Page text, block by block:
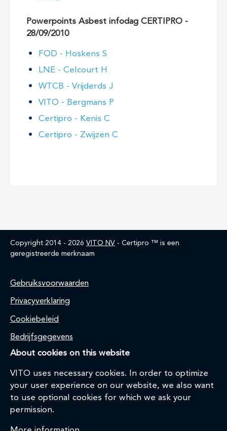
Powerpoints Asbest infodag CERTIPRO -
28/09/2010
FOD - Hoskens S
LNE - Celcourt H
WTCB - Vrijderds J
VITO - Bergmans P
Certipro - Kenis C
Certipro - Zwijzen C
Copyright 2014 - 2026 VITO NV - Certipro ™ is een
geregistreerde merknaam
Home
Gebruiksvoorwaarden
Privacyverklaring
Cookiebeleid
Bedrijfsgegevens
About cookies on this website
VITO uses necessary cookies. In order to optimize
your user experience on our website, we also want
to use optional cookies for which we ask your
permission.